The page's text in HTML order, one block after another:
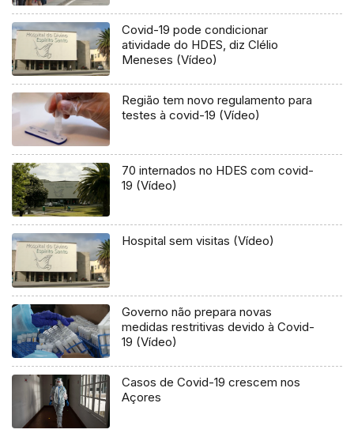
Covid-19 pode condicionar
atividade do HDES, diz Clélio
Meneses (Vídeo)
Região tem novo regulamento para
testes à covid-19 (Vídeo)
70 internados no HDES com covid-
19 (Vídeo)
Hospital sem visitas (Vídeo)
Governo não prepara novas
medidas restritivas devido à Covid-
19 (Vídeo)
Casos de Covid-19 crescem nos
Açores